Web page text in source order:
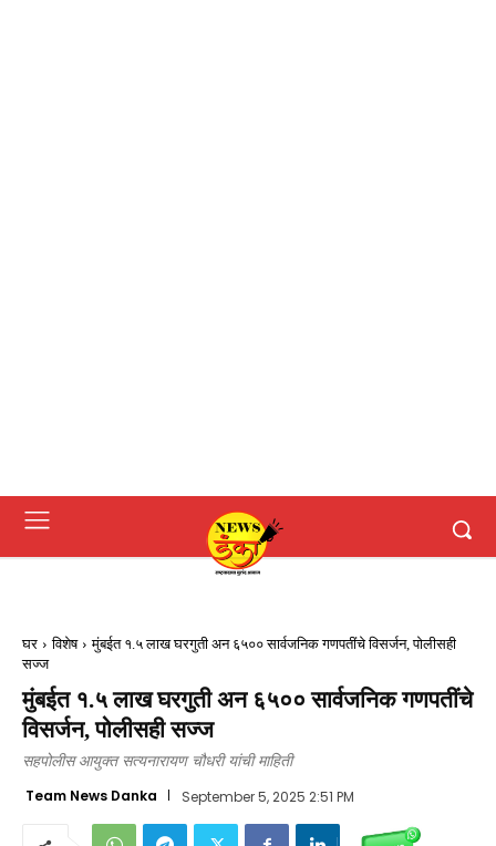
घर विशेष
मुंबईत १.५ लाख घरगुती अन ६५०० सार्वजनिक गणपतींचे विसर्जन, पोलीसही
सज्ज
मुंबईत १.५ लाख घरगुती अन ६५०० सार्वजनिक गणपतींचे
विसर्जन, पोलीसही सज्ज
सहपोलीस आयुक्त सत्यनारायण चौधरी यांची माहिती
Team News Danka September 5, 2025 2:51 PM